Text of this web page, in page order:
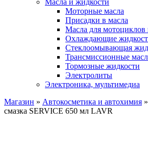
Моторные масла
Присадки в масла
Масла для мотоциклов
Охлаждающие
Стеклоомывающая
Трансмиссионные
Тормозные жидкости
Электролиты
Электроника, мультимедиа
Магазин » Автокосметика и автохимия »
смазка SERVICE 650 мл LAVR